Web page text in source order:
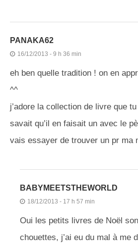
PANAKA62
16/12/2013 - 9 h 36 min
eh ben quelle tradition ! on en
^^
j’adore la collection de livre que
savait qu’il en faisait un avec le
vais essayer de trouver un pr ma
BABYMEETSTHEWORLD
18/12/2013 - 17 h 57 min
Oui les petits livres de Noël
chouettes, j’ai eu du mal à me